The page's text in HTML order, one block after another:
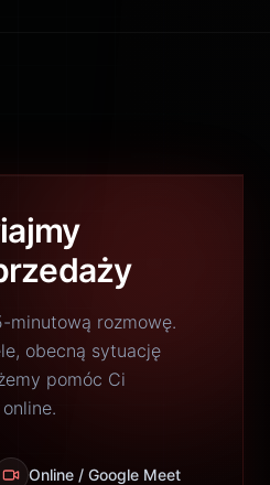
minutową rozmowę.
obecną sytuację
pomóc Ci
Online / Google Meet